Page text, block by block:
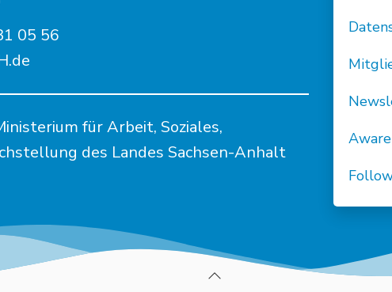
05 56
für Arbeit, Soziales,
des Landes Sachsen-Anhalt